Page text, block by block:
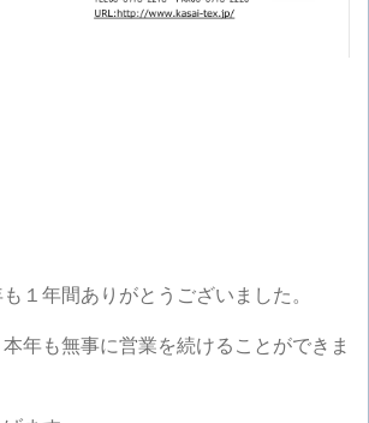
１年間ありがとうございました。
年も無事に営業を続けることができま